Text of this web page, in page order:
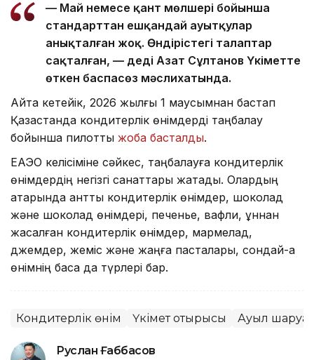
— Май немесе қант мөлшері бойынша
стандарттан ешқандай ауытқулар
анықталған жоқ. Өндірістегі талаптар
сақталған, — деді Азат Сұлтанов Үкіметте
өткен баспасөз мәслихатында.
Айта кетейік, 2026 жылғы 1 маусымнан бастап
Қазақстанда кондитерлік өнімдерді таңбалау
бойынша пилоттық жоба басталды.
ЕАЭО келісіміне сәйкес, таңбалауға кондитерлік
өнімдердің негізгі санаттары жатады. Олардың
қатарында қантты кондитерлік өнімдер, шоколад
және шоколад өнімдері, печенье, вафли, ұннан
жасалған кондитерлік өнімдер, мармелад,
джемдер, жеміс және жаңғақ пасталары, сондай-ақ
өнімнің басқа да түрлері бар.
Кондитерлік өнім Үкімет отырысы Ауыл
Руслан Ғаббасов